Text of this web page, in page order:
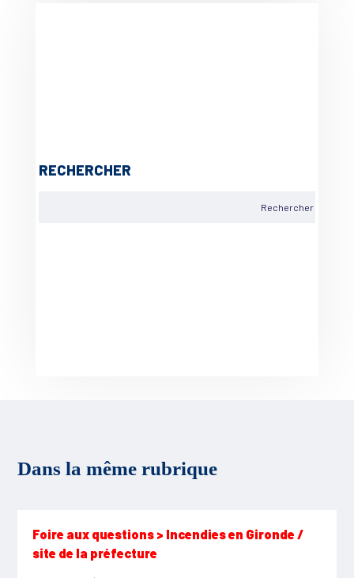
RECHERCHER
Dans la même rubrique
Foire aux questions > Incendies en Gironde /
site de la préfecture